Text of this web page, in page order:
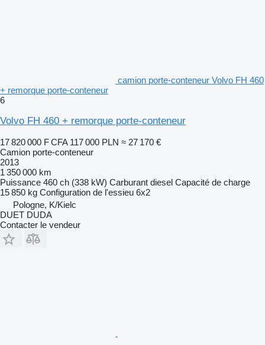
camion porte-conteneur Volvo FH 460
+ remorque porte-conteneur
6
Volvo FH 460 + remorque porte-conteneur
17 820 000 F CFA 117 000 PLN ≈ 27 170 €
Camion porte-conteneur
2013
1 350 000 km
Puissance 460 ch (338 kW) Carburant diesel Capacité de charge
15 850 kg Configuration de l'essieu 6x2
Pologne, K/Kielc
DUET DUDA
Contacter le vendeur